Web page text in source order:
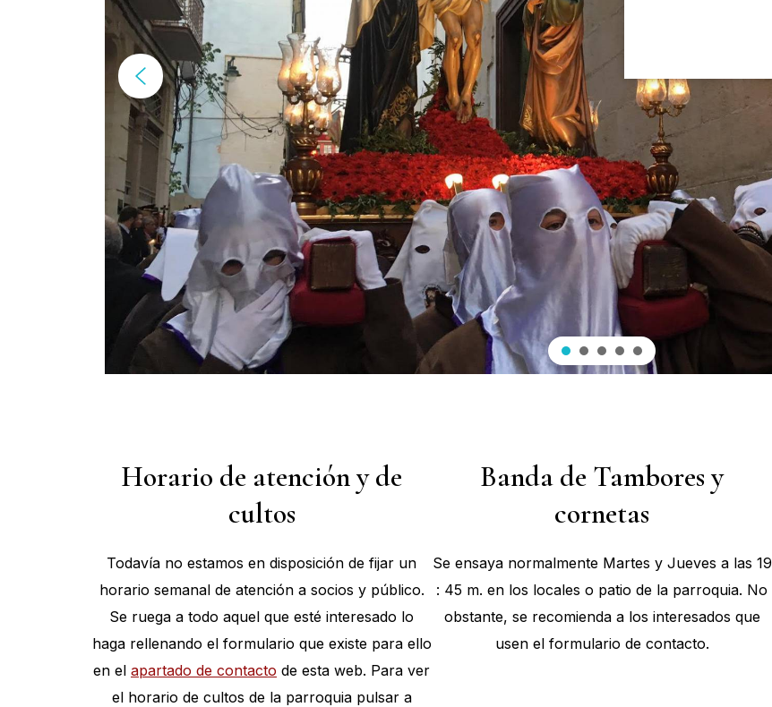
Horario de atención y de
cultos
Todavía no estamos en disposición de fijar un
horario semanal de atención a socios y público.
Se ruega a todo aquel que esté interesado lo
haga rellenando el formulario que existe para ello
en el apartado de contacto de esta web. Para ver
el horario de cultos de la parroquia pulsar a
Banda de Tambores y
cornetas
Se ensaya normalmente Martes y Jueves a las 19
: 45 m. en los locales o patio de la parroquia. No
obstante, se recomienda a los interesados que
usen el formulario de contacto.